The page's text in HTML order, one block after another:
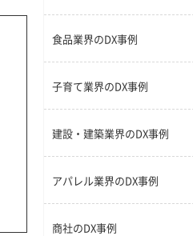
食品業界のDX事例
子育て業界のDX事例
建設・建築業界のDX事例
アパレル業界のDX事例
商社のDX事例